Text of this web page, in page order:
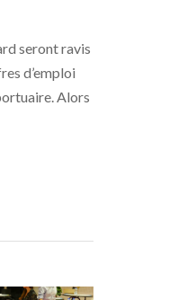
seront ravis
d’emploi
Alors